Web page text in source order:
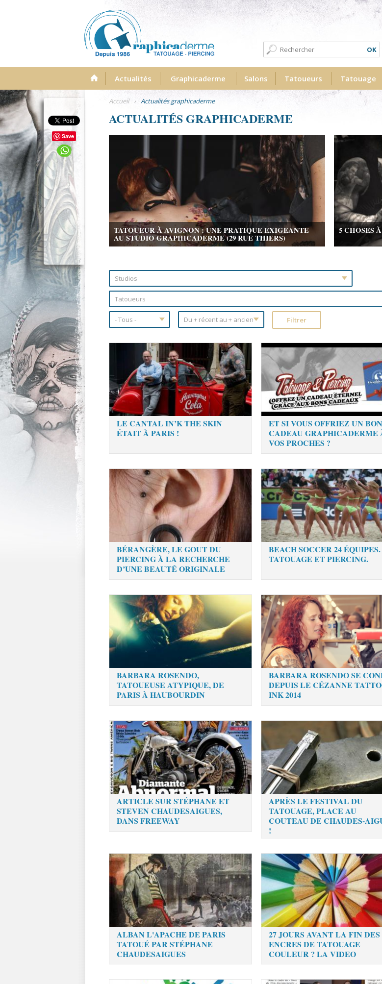
Formulaire de recherche
Menu Actualités Graphicaderme Salons Tatoueurs Tatouage
Save
Accueil › Actualités graphicaderme
ACTUALITÉS GRAPHICADERME
TATOUEUR À AVIGNON : UNE PRATIQUE EXIGEANTE
AU STUDIO GRAPHICADERME (29 RUE THIERS)
5 CHOSES
LE CANTAL IN’K THE SKIN
ÉTAIT À PARIS !
ET SI VOUS OFFRIEZ UN BON
CADEAU GRAPHICADERME
VOS PROCHES ?
BÉRANGÈRE, LE GOUT DU
PIERCING À LA RECHERCHE
D’UNE BEAUTÉ ORIGINALE
BEACH SOCCER 24 ÉQUIPES.
TATOUAGE ET PIERCING.
BARBARA ROSENDO,
TATOUEUSE ATYPIQUE, DE
PARIS À HAUBOURDIN
BARBARA ROSENDO SE
DEPUIS LE CÉZANNE
INK 2014
ARTICLE SUR STÉPHANE ET
STEVEN CHAUDESAIGUES,
DANS FREEWAY
APRÈS LE FESTIVAL DU
TATOUAGE, PLACE AU
COUTEAU DE CHAUDES-
!
ALBAN L'APACHE DE PARIS
TATOUÉ PAR STÉPHANE
CHAUDESAIGUES
27 JOURS AVANT LA FIN DES
ENCRES DE TATOUAGE
COULEUR ? LA VIDEO